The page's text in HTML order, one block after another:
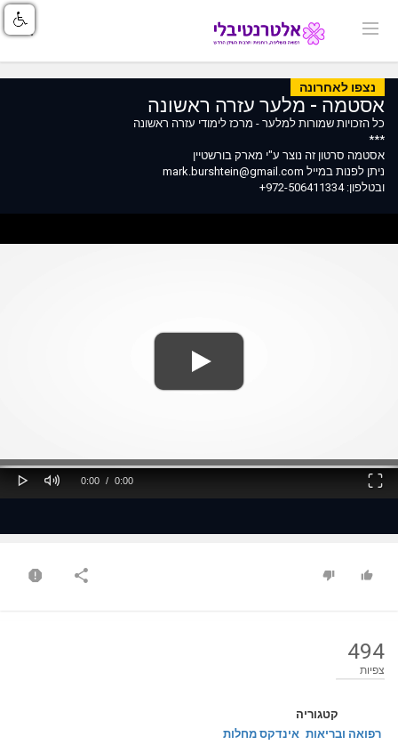
נצפו לאחרונה
אסטמה - מלער עזרה ראשונה
כל הזכויות שמורות למלער - מרכז לימודי עזרה ראשונה
***
אסטמה סרטון זה נוצר ע"י מארק בורשטיין
ניתן לפנות במייל mark.burshtein@gmail.com
ובטלפון: 972-506411334+
Play Mute
Current
0:00 /
Duration
0:00
Fullscreen
494
צפיות
קטגוריה
רפואה ובריאות אינדקס מחלות